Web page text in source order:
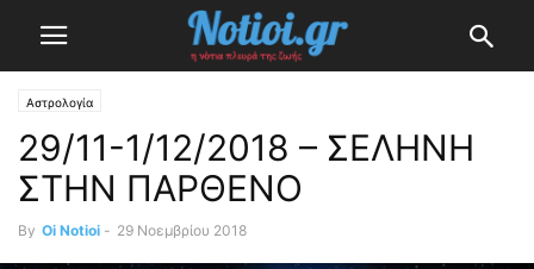
Αστρολογία
29/11-1/12/2018 – ΣΕΛΗΝΗ
ΣΤΗΝ ΠΑΡΘΕΝΟ
By Oi Notioi - 29 Νοεμβρίου 2018